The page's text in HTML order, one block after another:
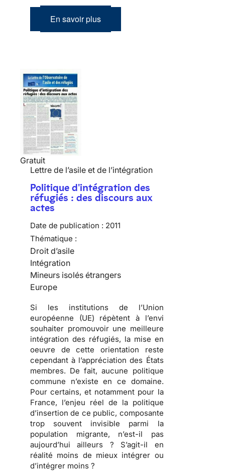
En savoir plus
Gratuit
Lettre de l’asile et de l’intégration
Politique d'intégration des
réfugiés : des discours aux
actes
Date de publication : 2011
Thématique :
Droit d’asile
Intégration
Mineurs isolés étrangers
Europe
Si les institutions de l’Union
européenne (UE) répètent à l’envi
souhaiter promouvoir une meilleure
intégration des réfugiés, la mise en
oeuvre de cette orientation reste
cependant à l’appréciation des États
membres. De fait,aucune politique
commune n’existe en ce domaine.
Pour certains, et notamment pour la
France, l’enjeu réel de la politique
d’insertion de ce public, composante
trop souvent invisible parmi la
population migrante, n’est-il pas
aujourd’hui ailleurs ? S’agit-il en
réalité moins de mieux intégrer ou
d’intégrer moins ?